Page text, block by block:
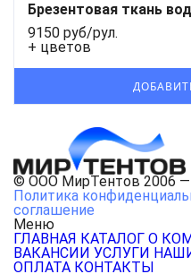
Брезентовая ткань
9150 руб/рул.
+ цветов
© ООО МирТентов 2006 —
Политика
соглашение
Меню
ГЛАВНАЯ КАТАЛОГ О
ВАКАНСИИ УСЛУГИ
ОПЛАТА КОНТАКТЫ